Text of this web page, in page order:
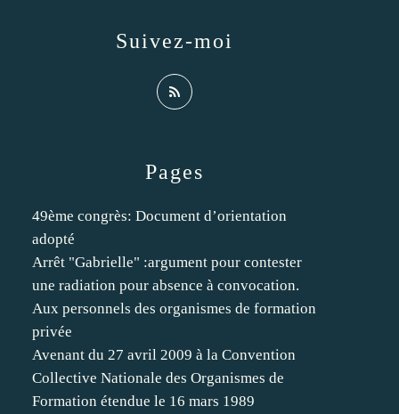
Pages
49ème congrès: Document d’orientation
adopté
Arrêt "Gabrielle" :argument pour contester
une radiation pour absence à convocation.
Aux personnels des organismes de formation
privée
Avenant du 27 avril 2009 à la Convention
Collective Nationale des Organismes de
Formation étendue le 16 mars 1989
Suivez-moi